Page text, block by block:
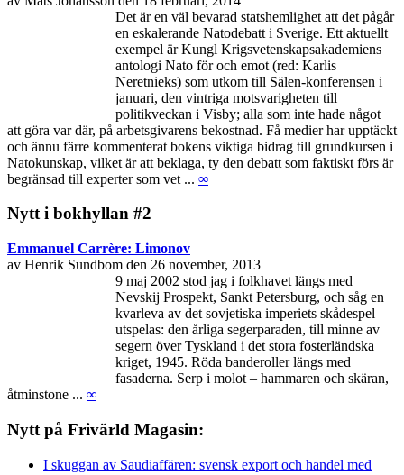
Det är en väl bevarad statshemlighet att det pågår
en eskalerande Natodebatt i Sverige. Ett aktuellt
exempel är Kungl Krigsvetenskapsakademiens
antologi Nato för och emot (red: Karlis
Neretnieks) som utkom till Sälen-konferensen i
januari, den vintriga motsvarigheten till
politikveckan i Visby; alla som inte hade något
att göra var där, på arbetsgivarens bekostnad. Få medier har upptäckt
och ännu färre kommenterat bokens viktiga bidrag till grundkursen i
Natokunskap, vilket är att beklaga, ty den debatt som faktiskt förs är
begränsad till experter som vet ... ∞
Nytt i bokhyllan #2
Emmanuel Carrère: Limonov
av Henrik Sundbom den 26 november, 2013
9 maj 2002 stod jag i folkhavet längs med
Nevskij Prospekt, Sankt Petersburg, och såg en
kvarleva av det sovjetiska imperiets skådespel
utspelas: den årliga segerparaden, till minne av
segern över Tyskland i det stora fosterländska
kriget, 1945. Röda banderoller längs med
fasaderna. Serp i molot – hammaren och skäran,
åtminstone ... ∞
Nytt på Frivärld Magasin:
I skuggan av Saudiaffären: svensk export och handel med